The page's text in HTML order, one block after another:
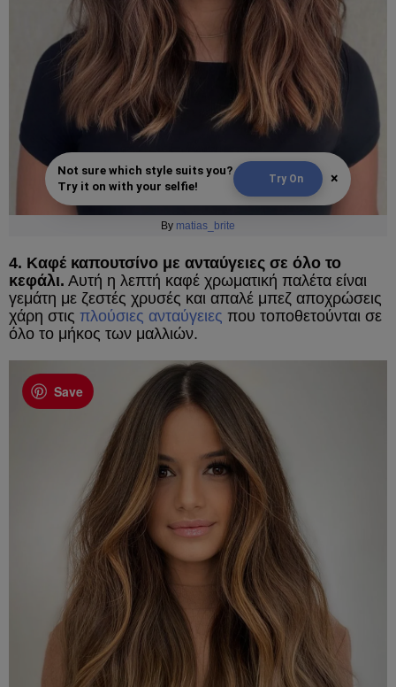
Not sure which style suits you?
Try it on with your selfie!
Try On ×
By matias_brite
4. Καφέ καπουτσίνο με ανταύγειες σε όλο το
κεφάλι. Αυτή η λεπτή καφέ χρωματική παλέτα είναι
γεμάτη με ζεστές χρυσές και απαλέ μπεζ αποχρώσεις
χάρη στις πλούσιες ανταύγειες που τοποθετούνται σε
όλο το μήκος των μαλλιών.
Save